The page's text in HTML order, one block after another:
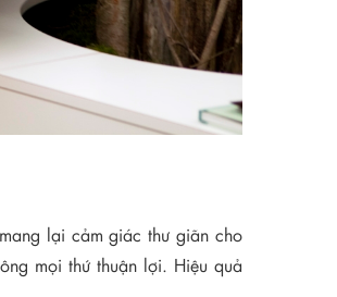
lại cảm giác thư giãn cho
mọi thứ thuận lợi. Hiệu quả